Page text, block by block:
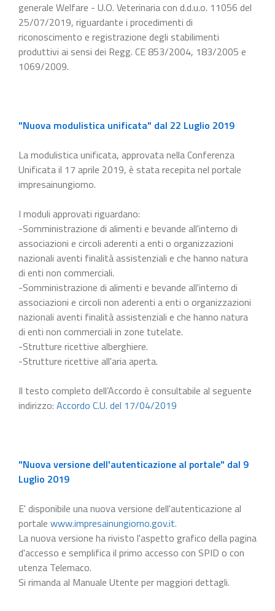
generale Welfare - U.O. Veterinaria con d.d.u.o. 11056 del
25/07/2019, riguardante i procedimenti di
riconoscimento e registrazione degli stabilimenti
produttivi ai sensi dei Regg. CE 853/2004, 183/2005 e
1069/2009.
"Nuova modulistica unificata" dal 22 Luglio 2019
La modulistica unificata, approvata nella Conferenza
Unificata il 17 aprile 2019, è stata recepita nel portale
impresainungiorno.
I moduli approvati riguardano:
-Somministrazione di alimenti e bevande all'interno di
associazioni e circoli aderenti a enti o organizzazioni
nazionali aventi finalità assistenziali e che hanno natura
di enti non commerciali.
-Somministrazione di alimenti e bevande all'interno di
associazioni e circoli non aderenti a enti o organizzazioni
nazionali aventi finalità assistenziali e che hanno natura
di enti non commerciali in zone tutelate.
-Strutture ricettive alberghiere.
-Strutture ricettive all'aria aperta.
Il testo completo dell’Accordo è consultabile al seguente
indirizzo: Accordo C.U. del 17/04/2019
"Nuova versione dell'autenticazione al portale" dal 9
Luglio 2019
E' disponibile una nuova versione dell'autenticazione al
portale www.impresainungiorno.gov.it.
La nuova versione ha rivisto l'aspetto grafico della pagina
d'accesso e semplifica il primo accesso con SPID o con
utenza Telemaco.
Si rimanda al Manuale Utente per maggiori dettagli.